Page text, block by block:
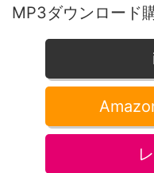
MP3ダウンロード